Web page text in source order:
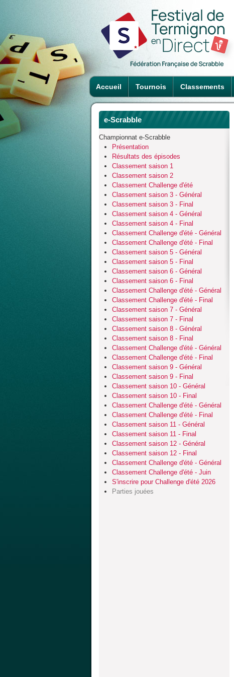
Accueil Tournois Classements
e-Scrabble
Championnat e-Scrabble
Présentation
Résultats des épisodes
Classement saison 1
Classement saison 2
Classement Challenge d'été
Classement saison 3 - Général
Classement saison 3 - Final
Classement saison 4 - Général
Classement saison 4 - Final
Classement Challenge d'été - Général
Classement Challenge d'été - Final
Classement saison 5 - Général
Classement saison 5 - Final
Classement saison 6 - Général
Classement saison 6 - Final
Classement Challenge d'été - Général
Classement Challenge d'été - Final
Classement saison 7 - Général
Classement saison 7 - Final
Classement saison 8 - Général
Classement saison 8 - Final
Classement Challenge d'été - Général
Classement Challenge d'été - Final
Classement saison 9 - Général
Classement saison 9 - Final
Classement saison 10 - Général
Classement saison 10 - Final
Classement Challenge d'été - Général
Classement Challenge d'été - Final
Classement saison 11 - Général
Classement saison 11 - Final
Classement saison 12 - Général
Classement saison 12 - Final
Classement Challenge d'été - Général
Classement Challenge d'été - Juin
S'inscrire pour Challenge d'été 2026
Parties jouées